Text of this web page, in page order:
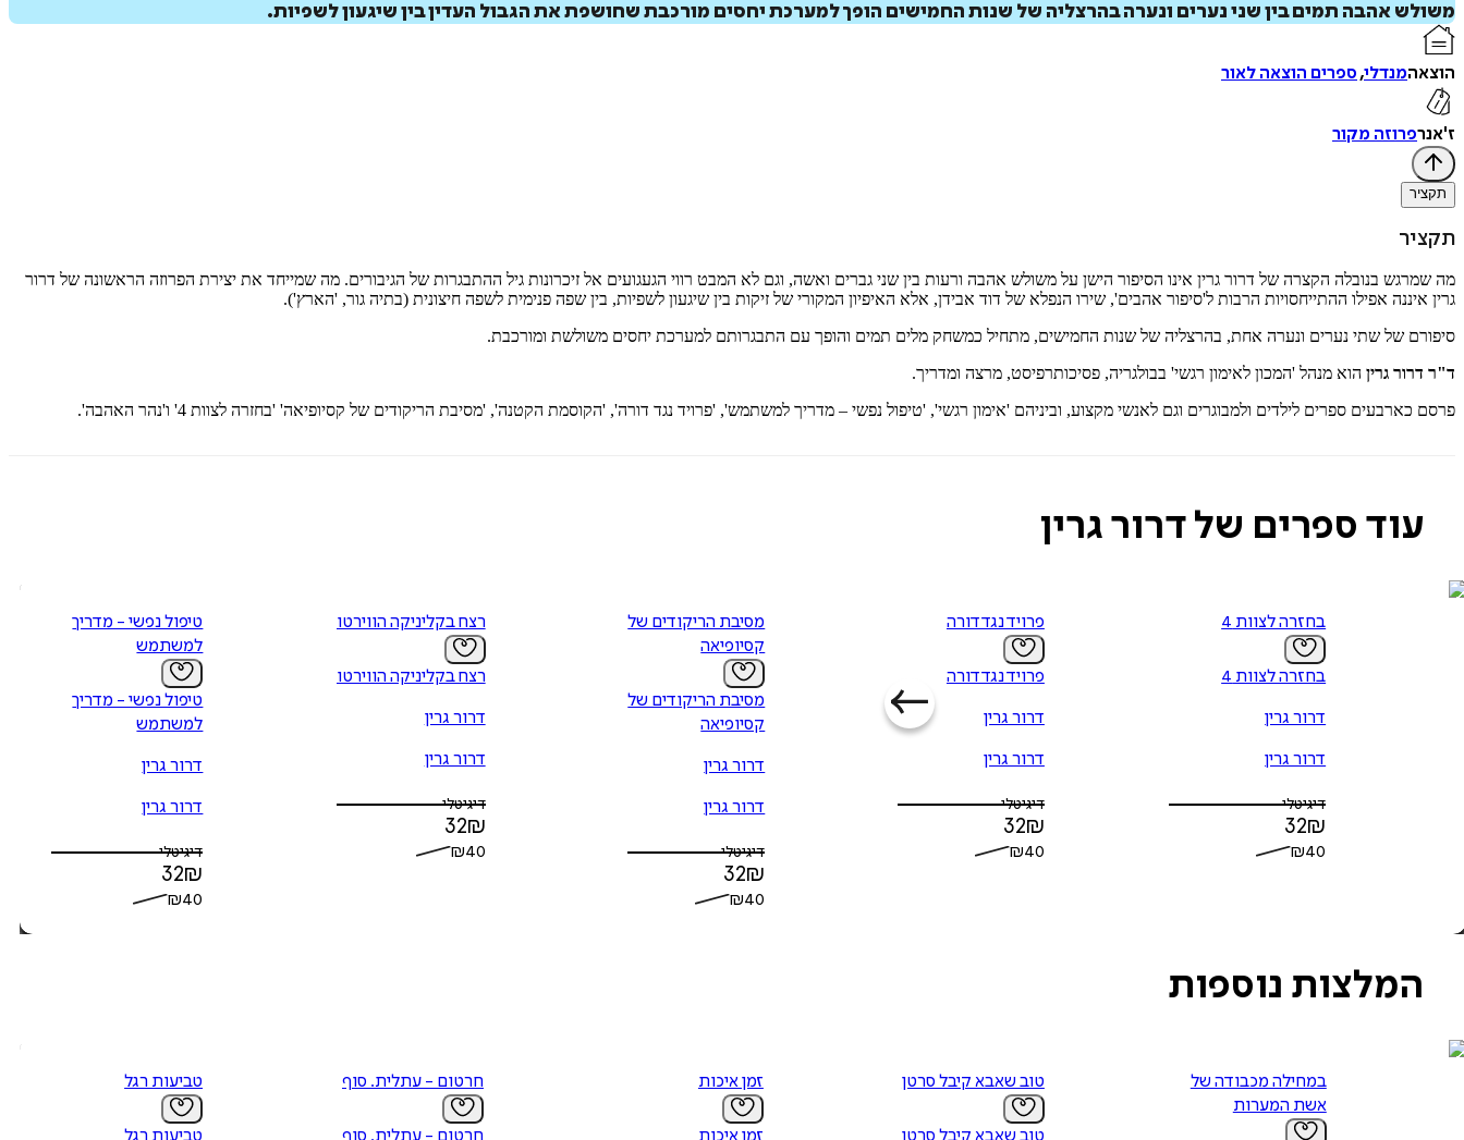
משולש אהבה תמים בין שני נערים ונערה בהרצליה של שנות החמישים הופך למערכת יחסים מורכבת שחושפת את הגבול העדין בין שיגעון לשפיות.
הוצאהמנדלי,ספרים הוצאה לאור
ז'אנרפרוזה מקור
תקציר
תקציר
מה שמרגש בנובלה הקצרה של דרור גרין אינו הסיפור הישן על משולש אהבה ורעות בין שני גברים ואשה, וגם לא המבט רווי הגעגועים אל זיכרונות גיל ההתבגרות של הגיבורים. מה שמייחד את יצירת הפרוזה הראשונה של דרור
גרין איננה אפילו ההתייחסויות הרבות ל'סיפור אהבים', שירו הנפלא של דוד אבידן, אלא האיפיון המקורי של זיקות בין שיגעון לשפיות, בין שפה פנימית לשפה חיצונית (בתיה גור, 'הארץ').
סיפורם של שתי נערים ונערה אחת, בהרצליה של שנות החמישים, מתחיל כמשחק מלים תמים והופך עם התבגרותם למערכת יחסים משולשת ומורכבת.
ד"ר דרור גרין הוא מנהל 'המכון לאימון רגשי' בבולגריה, פסיכותרפיסט, מרצה ומדריך.
פרסם כארבעים ספרים לילדים ולמבוגרים וגם לאנשי מקצוע, וביניהם 'אימון רגשי', 'טיפול נפשי – מדריך למשתמש', 'פרויד נגד דורה', 'הקוסמת הקטנה', 'מסיבת הריקודים של קסיופיאה' 'בחזרה לצוות 4' ו'נהר האהבה'.
עוד ספרים של דרור גרין
בחזרה לצוות 4
בחזרה לצוות 4
דרור גרין
דרור גרין
דיגיטלי
32₪
₪40
פרויד נגד דורה
פרויד נגד דורה
דרור גרין
דרור גרין
דיגיטלי
32₪
₪40
מסיבת הריקודים של
קסיופיאה
מסיבת הריקודים של
קסיופיאה
דרור גרין
דרור גרין
דיגיטלי
32₪
₪40
רצח בקליניקה הווירטואלית
רצח בקליניקה הווירטואלית
דרור גרין
דרור גרין
דיגיטלי
32₪
₪40
טיפול נפשי - מדריך
למשתמש
טיפול נפשי - מדריך
למשתמש
דרור גרין
דרור גרין
דיגיטלי
32₪
₪40
המלצות נוספות
במחילה מכבודה של
אשת המערות
טוב שאבא קיבל סרטן זמן איכות חרטום - עתלית. סוף טביעות רגל